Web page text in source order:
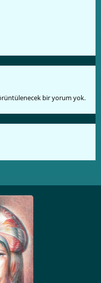
bir yorum yok.